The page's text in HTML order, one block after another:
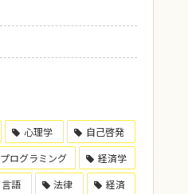
心理学
自己啓発
プログラミング
経済学
言語 法律
経済